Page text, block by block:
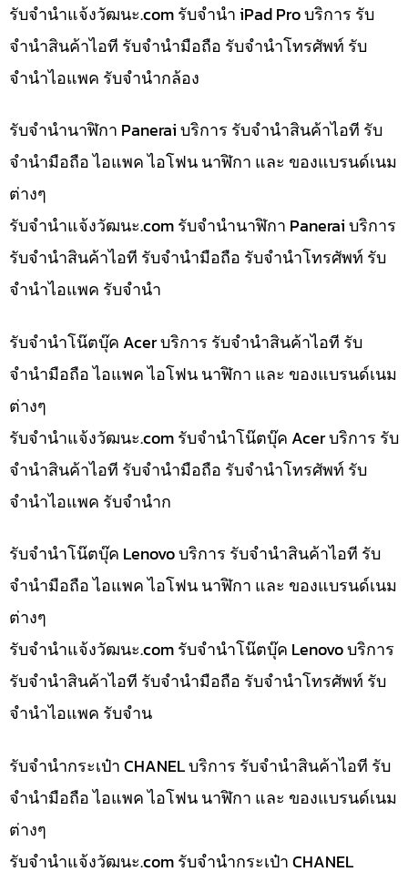
รับจํานําแจ้งวัฒนะ.com รับจำนำ iPad Pro บริการ รับ
จำนำสินค้าไอที รับจำนำมือถือ รับจำนำโทรศัพท์ รับ
จำนำไอแพค รับจำนำกล้อง
รับจำนำนาฬิกา Panerai บริการ รับจำนำสินค้าไอที รับ
จำนำมือถือ ไอแพค ไอโฟน นาฬิกา และ ของแบรนด์เนม
ต่างๆ
รับจํานําแจ้งวัฒนะ.com รับจำนำนาฬิกา Panerai บริการ
รับจำนำสินค้าไอที รับจำนำมือถือ รับจำนำโทรศัพท์ รับ
จำนำไอแพค รับจำนำ
รับจำนำโน๊ตบุ๊ค Acer บริการ รับจำนำสินค้าไอที รับ
จำนำมือถือ ไอแพค ไอโฟน นาฬิกา และ ของแบรนด์เนม
ต่างๆ
รับจํานําแจ้งวัฒนะ.com รับจำนำโน๊ตบุ๊ค Acer บริการ รับ
จำนำสินค้าไอที รับจำนำมือถือ รับจำนำโทรศัพท์ รับ
จำนำไอแพค รับจำนำก
รับจำนำโน๊ตบุ๊ค Lenovo บริการ รับจำนำสินค้าไอที รับ
จำนำมือถือ ไอแพค ไอโฟน นาฬิกา และ ของแบรนด์เนม
ต่างๆ
รับจํานําแจ้งวัฒนะ.com รับจำนำโน๊ตบุ๊ค Lenovo บริการ
รับจำนำสินค้าไอที รับจำนำมือถือ รับจำนำโทรศัพท์ รับ
จำนำไอแพค รับจำน
รับจำนำกระเป๋า CHANEL บริการ รับจำนำสินค้าไอที รับ
จำนำมือถือ ไอแพค ไอโฟน นาฬิกา และ ของแบรนด์เนม
ต่างๆ
รับจํานําแจ้งวัฒนะ.com รับจำนำกระเป๋า CHANEL